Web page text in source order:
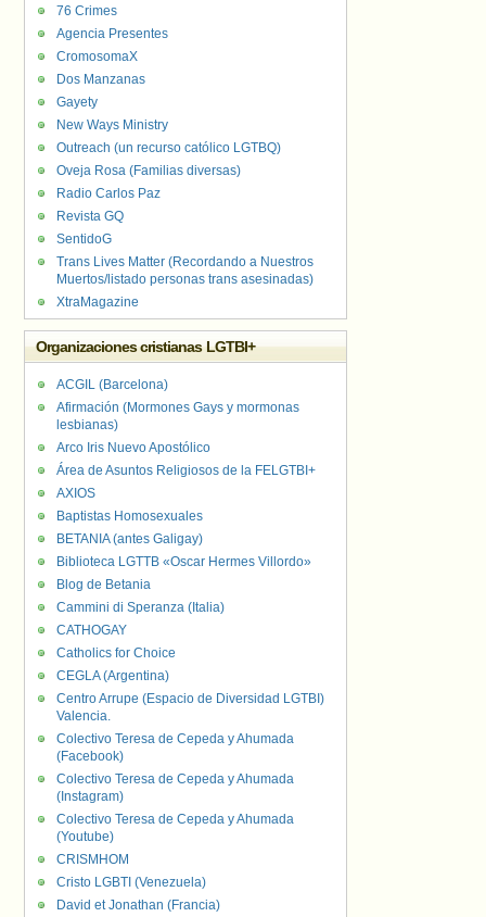
76 Crimes
Agencia Presentes
CromosomaX
Dos Manzanas
Gayety
New Ways Ministry
Outreach (un recurso católico LGTBQ)
Oveja Rosa (Familias diversas)
Radio Carlos Paz
Revista GQ
SentidoG
Trans Lives Matter (Recordando a Nuestros
Muertos/listado personas trans asesinadas)
XtraMagazine
Organizaciones cristianas LGTBI+
ACGIL (Barcelona)
Afirmación (Mormones Gays y mormonas
lesbianas)
Arco Iris Nuevo Apostólico
Área de Asuntos Religiosos de la FELGTBI+
AXIOS
Baptistas Homosexuales
BETANIA (antes Galigay)
Biblioteca LGTTB «Oscar Hermes Villordo»
Blog de Betania
Cammini di Speranza (Italia)
CATHOGAY
Catholics for Choice
CEGLA (Argentina)
Centro Arrupe (Espacio de Diversidad LGTBI)
Valencia.
Colectivo Teresa de Cepeda y Ahumada
(Facebook)
Colectivo Teresa de Cepeda y Ahumada
(Instagram)
Colectivo Teresa de Cepeda y Ahumada
(Youtube)
CRISMHOM
Cristo LGBTI (Venezuela)
David et Jonathan (Francia)